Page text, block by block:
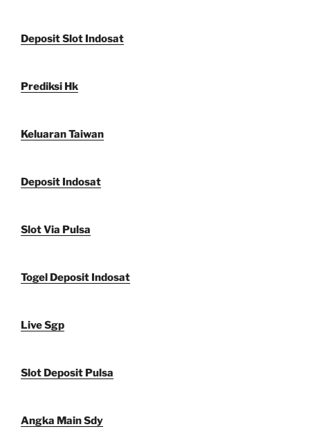
Deposit Slot Indosat
Prediksi Hk
Keluaran Taiwan
Deposit Indosat
Slot Via Pulsa
Togel Deposit Indosat
Live Sgp
Slot Deposit Pulsa
Angka Main Sdy